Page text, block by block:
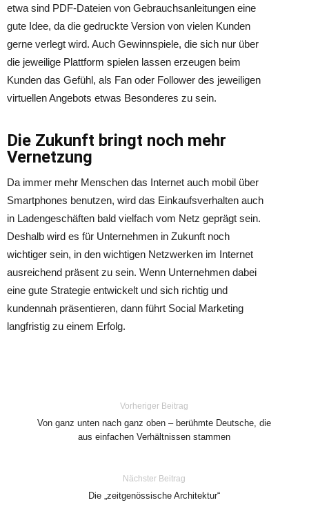
etwa sind PDF-Dateien von Gebrauchsanleitungen eine
gute Idee, da die gedruckte Version von vielen Kunden
gerne verlegt wird. Auch Gewinnspiele, die sich nur über
die jeweilige Plattform spielen lassen erzeugen beim
Kunden das Gefühl, als Fan oder Follower des jeweiligen
virtuellen Angebots etwas Besonderes zu sein.
Die Zukunft bringt noch mehr
Vernetzung
Da immer mehr Menschen das Internet auch mobil über
Smartphones benutzen, wird das Einkaufsverhalten auch
in Ladengeschäften bald vielfach vom Netz geprägt sein.
Deshalb wird es für Unternehmen in Zukunft noch
wichtiger sein, in den wichtigen Netzwerken im Internet
ausreichend präsent zu sein. Wenn Unternehmen dabei
eine gute Strategie entwickelt und sich richtig und
kundennah präsentieren, dann führt Social Marketing
langfristig zu einem Erfolg.
Vorheriger Beitrag
Von ganz unten nach ganz oben – berühmte Deutsche, die
aus einfachen Verhältnissen stammen
Nächster Beitrag
Die „zeitgenössische Architektur“